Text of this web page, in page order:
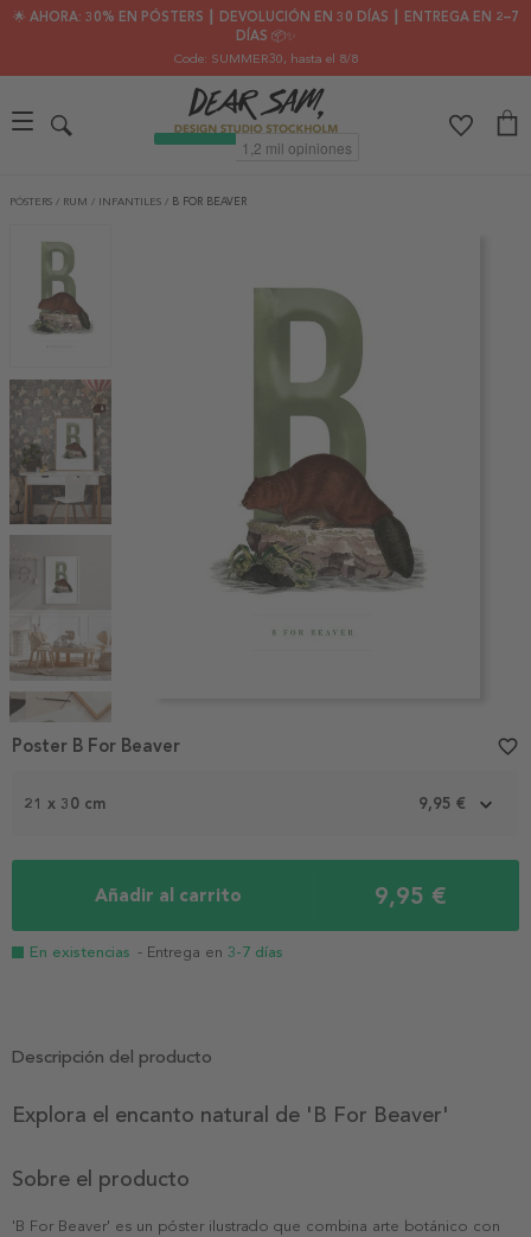
🌟 AHORA: 30% EN PÓSTERS ┃ DEVOLUCIÓN EN 30 DÍAS ┃ ENTREGA EN 2–7
DÍAS 📦✨
Code: SUMMER30, hasta el 8/8
PÓSTERS / RUM / INFANTILES / B FOR BEAVER
1
21 x 30 cm 9,95 €
Añadir al carrito 9,95 €
En existencias - Entrega en 3-7 días
Poster B For Beaver favorite_border
Descripción del producto
Explora el encanto natural de 'B For Beaver'
Sobre el producto
'B For Beaver' es un póster ilustrado que combina arte botánico con